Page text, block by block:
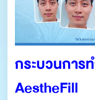
กระบวนการ
AestheFill